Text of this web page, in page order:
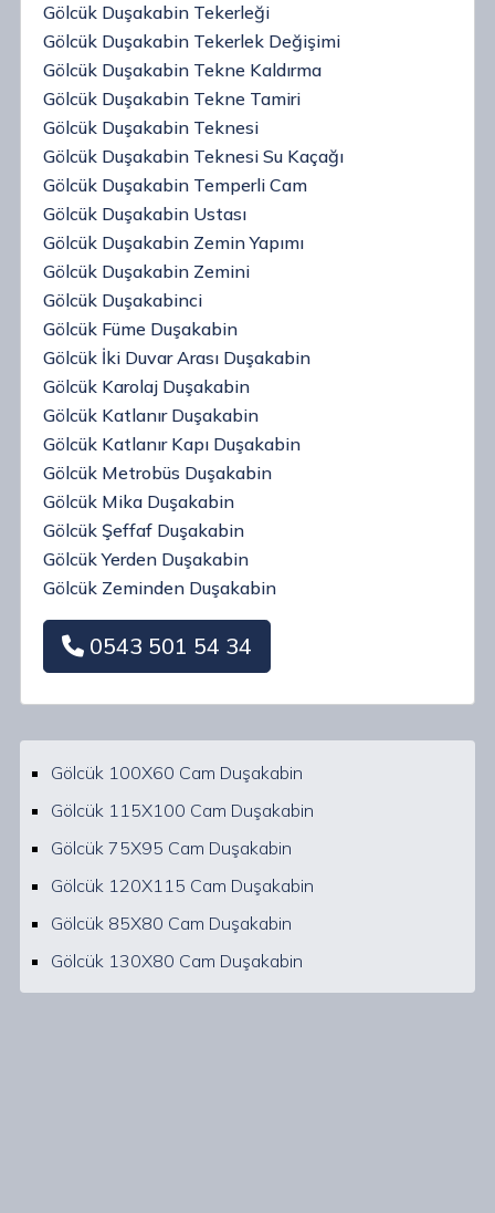
Gölcük Duşakabin Tekerleği
Gölcük Duşakabin Tekerlek Değişimi
Gölcük Duşakabin Tekne Kaldırma
Gölcük Duşakabin Tekne Tamiri
Gölcük Duşakabin Teknesi
Gölcük Duşakabin Teknesi Su Kaçağı
Gölcük Duşakabin Temperli Cam
Gölcük Duşakabin Ustası
Gölcük Duşakabin Zemin Yapımı
Gölcük Duşakabin Zemini
Gölcük Duşakabinci
Gölcük Füme Duşakabin
Gölcük İki Duvar Arası Duşakabin
Gölcük Karolaj Duşakabin
Gölcük Katlanır Duşakabin
Gölcük Katlanır Kapı Duşakabin
Gölcük Metrobüs Duşakabin
Gölcük Mika Duşakabin
Gölcük Şeffaf Duşakabin
Gölcük Yerden Duşakabin
Gölcük Zeminden Duşakabin
0543 501 54 34
Gölcük 100X60 Cam Duşakabin
Gölcük 115X100 Cam Duşakabin
Gölcük 75X95 Cam Duşakabin
Gölcük 120X115 Cam Duşakabin
Gölcük 85X80 Cam Duşakabin
Gölcük 130X80 Cam Duşakabin